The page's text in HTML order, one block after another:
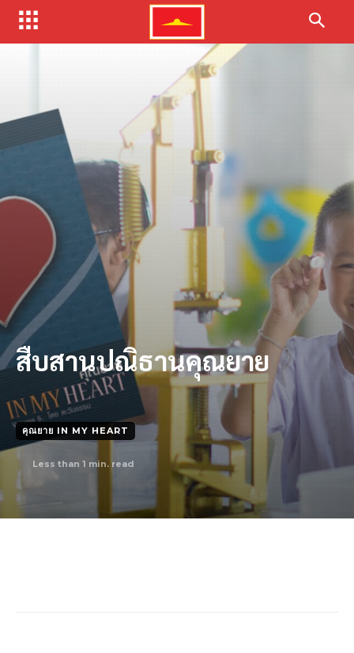
สืบสานปณิธานคุณยาย
คุณยาย IN MY HEART
Less than 1 min. read